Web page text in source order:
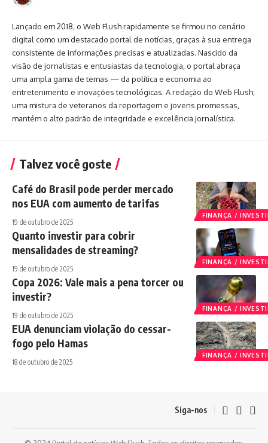
Lançado em 2018, o Web Flush rapidamente se firmou no cenário
digital como um destacado portal de notícias, graças à sua entrega
consistente de informações precisas e atualizadas. Nascido da
visão de jornalistas e entusiastas da tecnologia, o portal abraça
uma ampla gama de temas — da política e economia ao
entretenimento e inovações tecnológicas. A redação do Web Flush,
uma mistura de veteranos da reportagem e jovens promessas,
mantém o alto padrão de integridade e excelência jornalística.
Talvez você goste
FINANÇA /
Café do Brasil pode perder mercado
nos EUA com aumento de tarifas
19 de outubro de 2025
FINANÇA /
Quanto investir para cobrir
mensalidades de streaming?
19 de outubro de 2025
FINANÇA /
Copa 2026: Vale mais a pena torcer ou
investir?
19 de outubro de 2025
FINANÇA /
EUA denunciam violação do cessar-
fogo pelo Hamas
18 de outubro de 2025
Siga-nos